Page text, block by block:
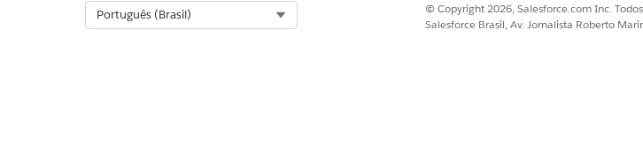
Português (Brasil)
© Copyright 2026, Salesforce.com Inc.
Salesforce Brasil, Av. Jornalista Roberto